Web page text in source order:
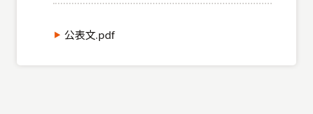
公表文.pdf